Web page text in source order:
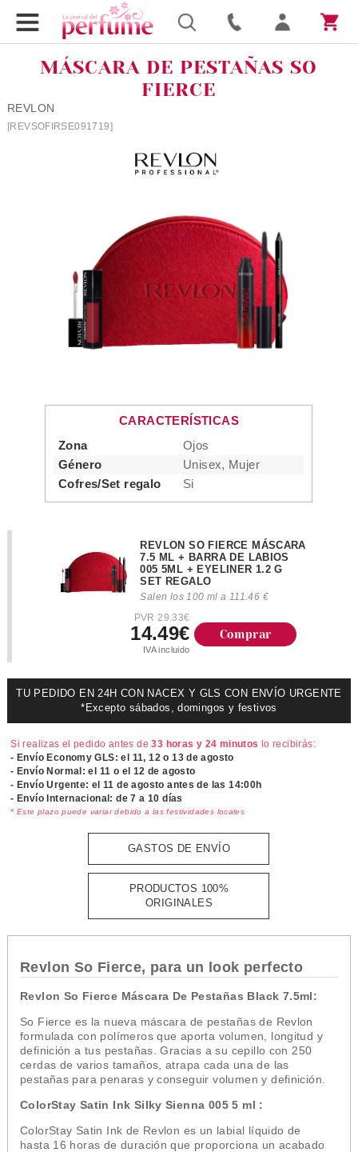
MÁSCARA DE PESTAÑAS SO
FIERCE
REVLON
[REVSOFIRSE091719]
CARACTERÍSTICAS
Zona
Ojos
Género
Unisex, Mujer
Cofres/Set regalo
Si
REVLON SO FIERCE MÁSCARA
7.5 ML + BARRA DE LABIOS
005 5ML + EYELINER 1.2 G
SET REGALO
Salen los 100 ml a 111.46 €
PVR 29.33€
14.49€
IVA incluido
Comprar
TU PEDIDO EN 24H CON NACEX Y GLS CON ENVÍO URGENTE
*Excepto sábados, domingos y festivos
Si realizas el pedido antes de33 horas y 24 minutos lo recibirás:
- Envío Economy GLS: el 11, 12 o 13 de agosto
- Envío Normal: el 11 o el 12 de agosto
- Envío Urgente: el11 de agosto antes de las 14:00h
- Envío Internacional: de 7 a 10 días
* Este plazo puede variar debido a las festividades locales
GASTOS DE ENVÍO
PRODUCTOS 100%
ORIGINALES
Revlon So Fierce, para un look perfecto
Revlon So Fierce Máscara De Pestañas Black 7.5ml:
So Fierce es la nueva máscara de pestañas de Revlon
formulada con polímeros que aporta volumen, longitud y
definición a tus pestañas. Gracias a su cepillo con 250
cerdas de varios tamaños, atrapa cada una de las
pestañas para penaras y conseguir volumen y definición.
ColorStay Satin Ink Silky Sienna 005 5 ml :
ColorStay Satin Ink de Revlon es un labial líquido de
hasta 16 horas de duración que proporciona un acabado